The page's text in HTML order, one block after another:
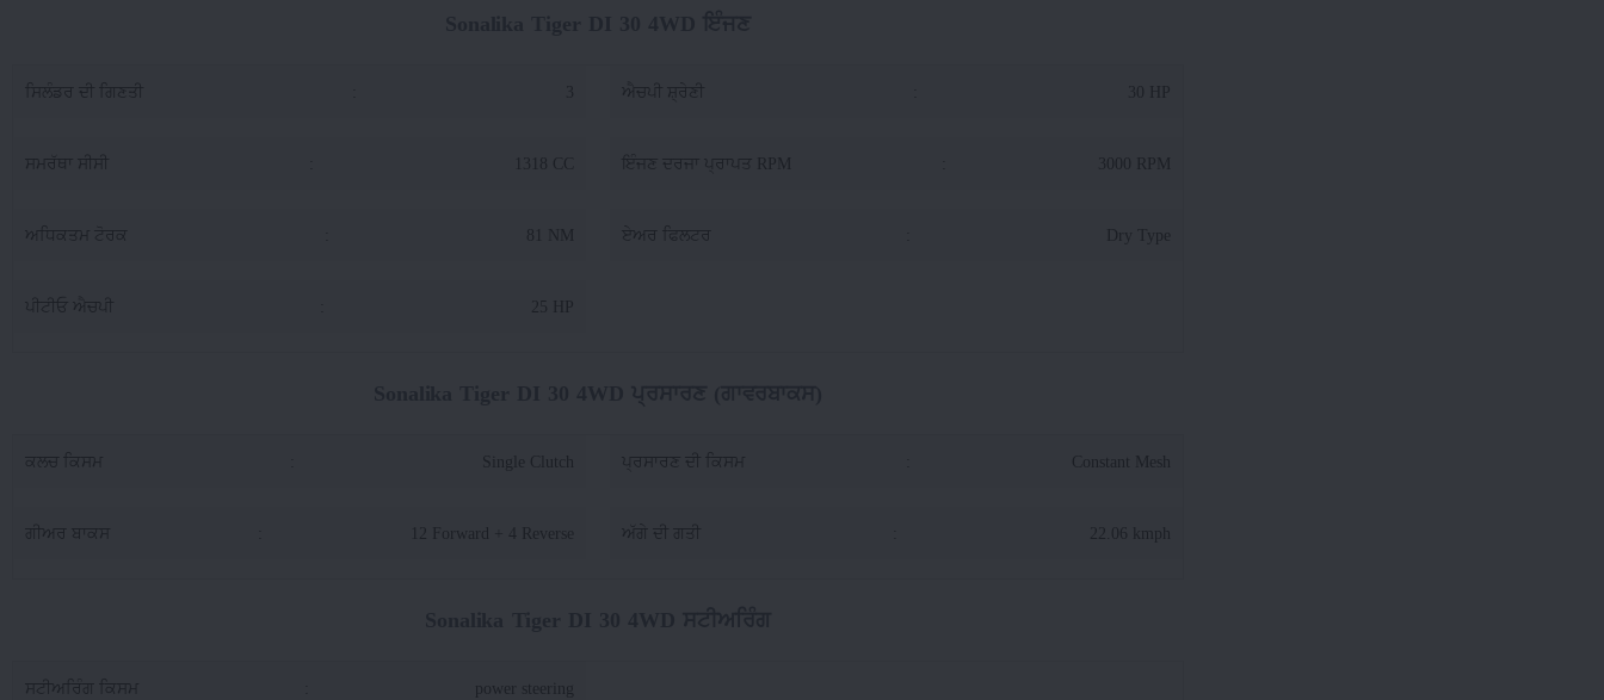
ਸਿਲੰਡਰ ਦੀ ਗਿਣਤੀ ਐਚਪੀ ਸ਼੍ਰੇਣੀ 30 HP
ਸਮਰੱਥਾ ਸੀਸੀ 1318 CC ਇੰਜਣ ਦਰਜਾ ਪ੍ਰਾਪਤ RPM 3000 RPM
ਅਧਿਕਤਮ ਟੋਰਕ 81 NM ਏਅਰ ਫਿਲਟਰ Dry Type
ਪੀਟੀਓ ਐਚਪੀ 25 HP
ਕਲਚ ਕਿਸਮ Single Clutch ਪ੍ਰਸਾਰਣ ਦੀ ਕਿਸਮ Constant Mesh
ਗੀਅਰ ਬਾਕਸ 12 Forward + 4 Reverse ਅੱਗੇ ਦੀ ਗਤੀ 22.06 kmph
ਸਟੀਅਰਿੰਗ ਕਿਸਮ power steering